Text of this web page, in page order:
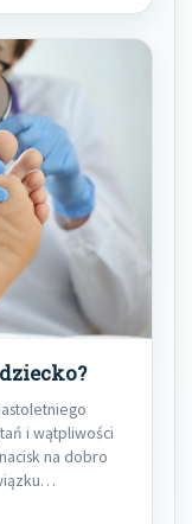
i wątpliwości
na dobro